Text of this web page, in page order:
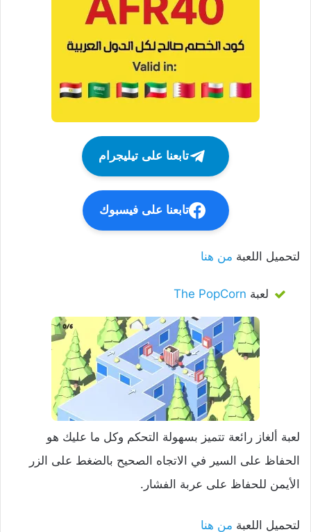
تابعنا على تيليجرام
تابعنا على فيسبوك
لتحميل اللعبة من هنا
لعبة The PopCorn
لعبة ألغاز رائعة تتميز بسهولة التحكم وكل ما عليك هو
الحفاظ على السير في الاتجاه الصحيح بالضغط على الزر
الأيمن للحفاظ على عربة الفشار.
لتحميل اللعبة من هنا